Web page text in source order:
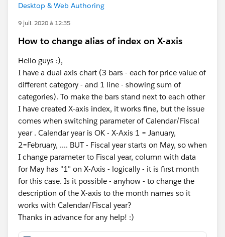
Desktop & Web Authoring
9 juil. 2020 à 12:35
How to change alias of index on X-axis
Hello guys :),
I have a dual axis chart (3 bars - each for price value of
different category - and 1 line - showing sum of
categories). To make the bars stand next to each other
I have created X-axis index, it works fine, but the issue
comes when switching parameter of Calendar/Fiscal
year . Calendar year is OK - X-Axis 1 = January,
2=February, .... BUT - Fiscal year starts on May, so when
I change parameter to Fiscal year, column with data
for May has "1" on X-Axis - logically - it is first month
for this case. Is it possible - anyhow - to change the
description of the X-axis to the month names so it
works with Calendar/Fiscal year?
Thanks in advance for any help! :)